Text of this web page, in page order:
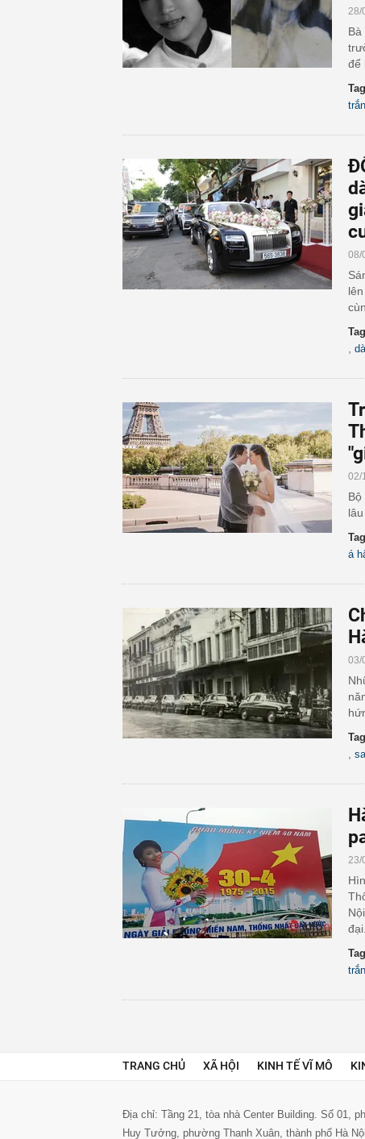
28/
để
08/
02/
á
03/
23/
đại.
TRANG CHỦ XÃ HỘI KINH TẾ VĨ MÔ
Địa chỉ: Tầng 21, tòa nhà Center Building. Số 01,
Huy Tưởng, phường Thanh Xuân, thành phố Hà Nội